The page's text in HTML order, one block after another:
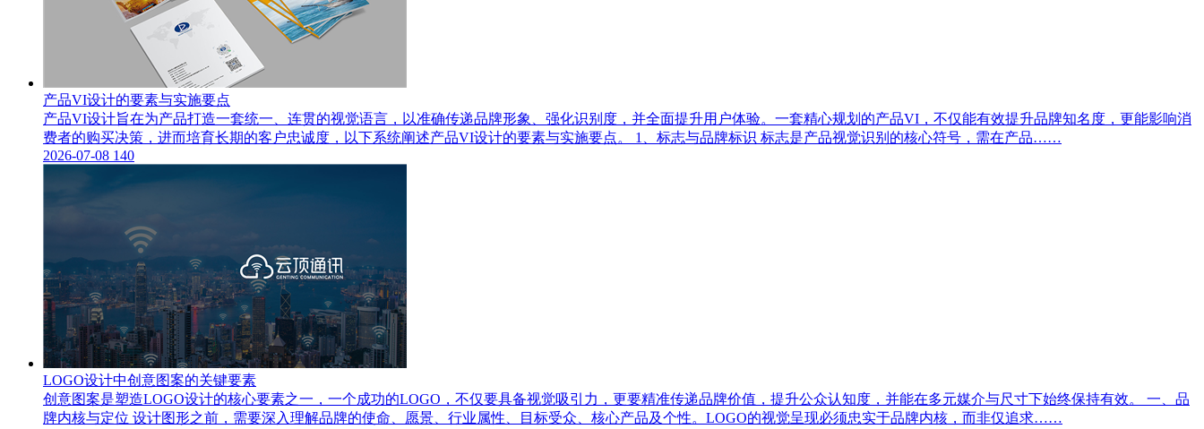
产品VI设计的要素与实施要点
产品VI设计旨在为产品打造一套统一、连贯的视觉语言，以准确传递品牌形象、强化识别度，并全面提升用户体验。一套精心规划的产品VI，不仅能有效提升品牌知名度，更能影响消
费者的购买决策，进而培育长期的客户忠诚度，以下系统阐述产品VI设计的要素与实施要点。 1、标志与品牌标识 标志是产品视觉识别的核心符号，需在产品……
2026-07-08 140
LOGO设计中创意图案的关键要素
创意图案是塑造LOGO设计的核心要素之一，一个成功的LOGO，不仅要具备视觉吸引力，更要精准传递品牌价值，提升公众认知度，并能在多元媒介与尺寸下始终保持有效。 一、品
牌内核与定位 设计图形之前，需要深入理解品牌的使命、愿景、行业属性、目标受众、核心产品及个性。LOGO的视觉呈现必须忠实于品牌内核，而非仅追求……